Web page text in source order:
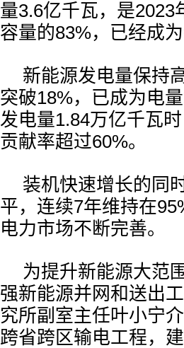
量3.6亿千瓦，是2023
容量的83%，已经成
新能源发电量保持
突破18%，已成为电
发电量1.84万亿千瓦
贡献率超过60%。
装机快速增长的同
平，连续7年维持在
电力市场不断完善。
为提升新能源大范
强新能源并网和送出
究所副室主任叶小宁
跨省跨区输电工程，